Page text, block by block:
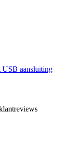
USB aansluiting